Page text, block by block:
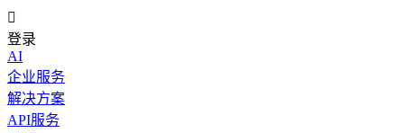

登录
AI
企业服务
解决方案
API服务